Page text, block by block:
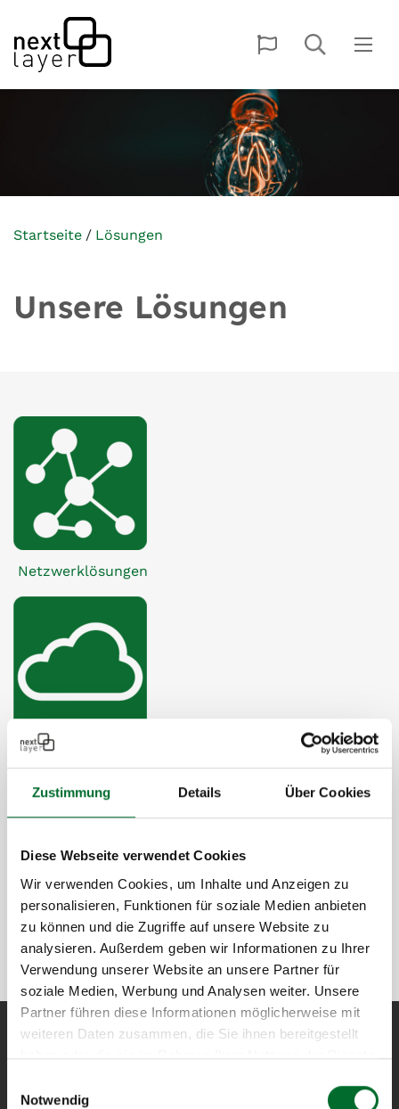
Zustimmung Details Über Cookies
Diese Webseite verwendet Cookies
Wir verwenden Cookies, um Inhalte und Anzeigen zu
personalisieren, Funktionen für soziale Medien anbieten
zu können und die Zugriffe auf unsere Website zu
analysieren. Außerdem geben wir Informationen zu Ihrer
Verwendung unserer Website an unsere Partner für
soziale Medien, Werbung und Analysen weiter. Unsere
Partner führen diese Informationen möglicherweise mit
weiteren Daten zusammen, die Sie ihnen bereitgestellt
haben oder die sie im Rahmen Ihrer Nutzung der Dienste
Notwendig
Startseite Lösungen
Unsere Lösungen
Netzwerklösungen
Hybrid Cloud
Backuplösungen